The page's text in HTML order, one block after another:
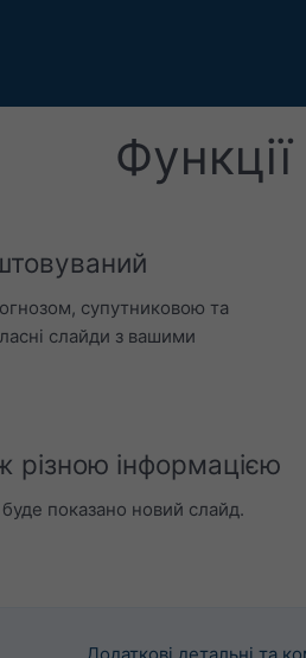
супутниковою та
слайди з вашими
різною інформацією
показано новий слайд.